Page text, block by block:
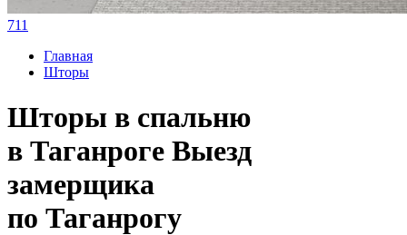
711
Главная
Шторы
Шторы в спальню
в Таганроге Выезд
замерщика
по Таганрогу